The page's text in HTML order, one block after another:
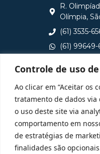
Controle de uso
Ao clicar em “Aceitar os
tratamento de dados
o uso deste site via
comportamento em
de estratégias de
finalidades são
R.
Olímpia,
(61) 3535-
(61)
Consulte aqui